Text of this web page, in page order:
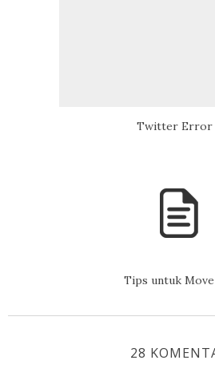
Twitter Error
Tips untuk Move
28